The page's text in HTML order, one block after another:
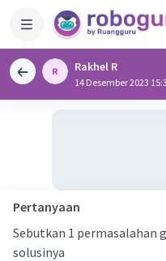
Rakhel R
14 Desember 2023
Pertanyaan
Sebutkan 1 permasalahan
solusinya